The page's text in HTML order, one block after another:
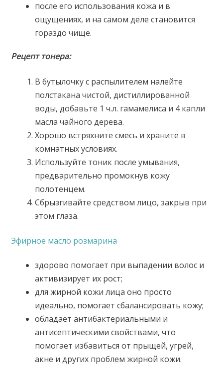
после его использования кожа и в
ощущениях, и на самом деле становится
гораздо чище.
Рецепт тонера:
В бутылочку с распылителем налейте
полстакана чистой, дистиллированной
воды, добавьте 1 ч.л. гамамелиса и 4 капли
масла чайного дерева.
Хорошо встряхните смесь и храните в
комнатных условиях.
Используйте тоник после умывания,
предварительно промокнув кожу
полотенцем.
Сбрызгивайте средством лицо, закрыв при
этом глаза.
Эфирное масло розмарина
здорово помогает при выпадении волос и
активизирует их рост;
для жирной кожи лица оно просто
идеально, помогает сбалансировать кожу;
обладает антибактериальными и
антисептическими свойствами, что
помогает избавиться от прыщей, угрей,
акне и других проблем жирной кожи.